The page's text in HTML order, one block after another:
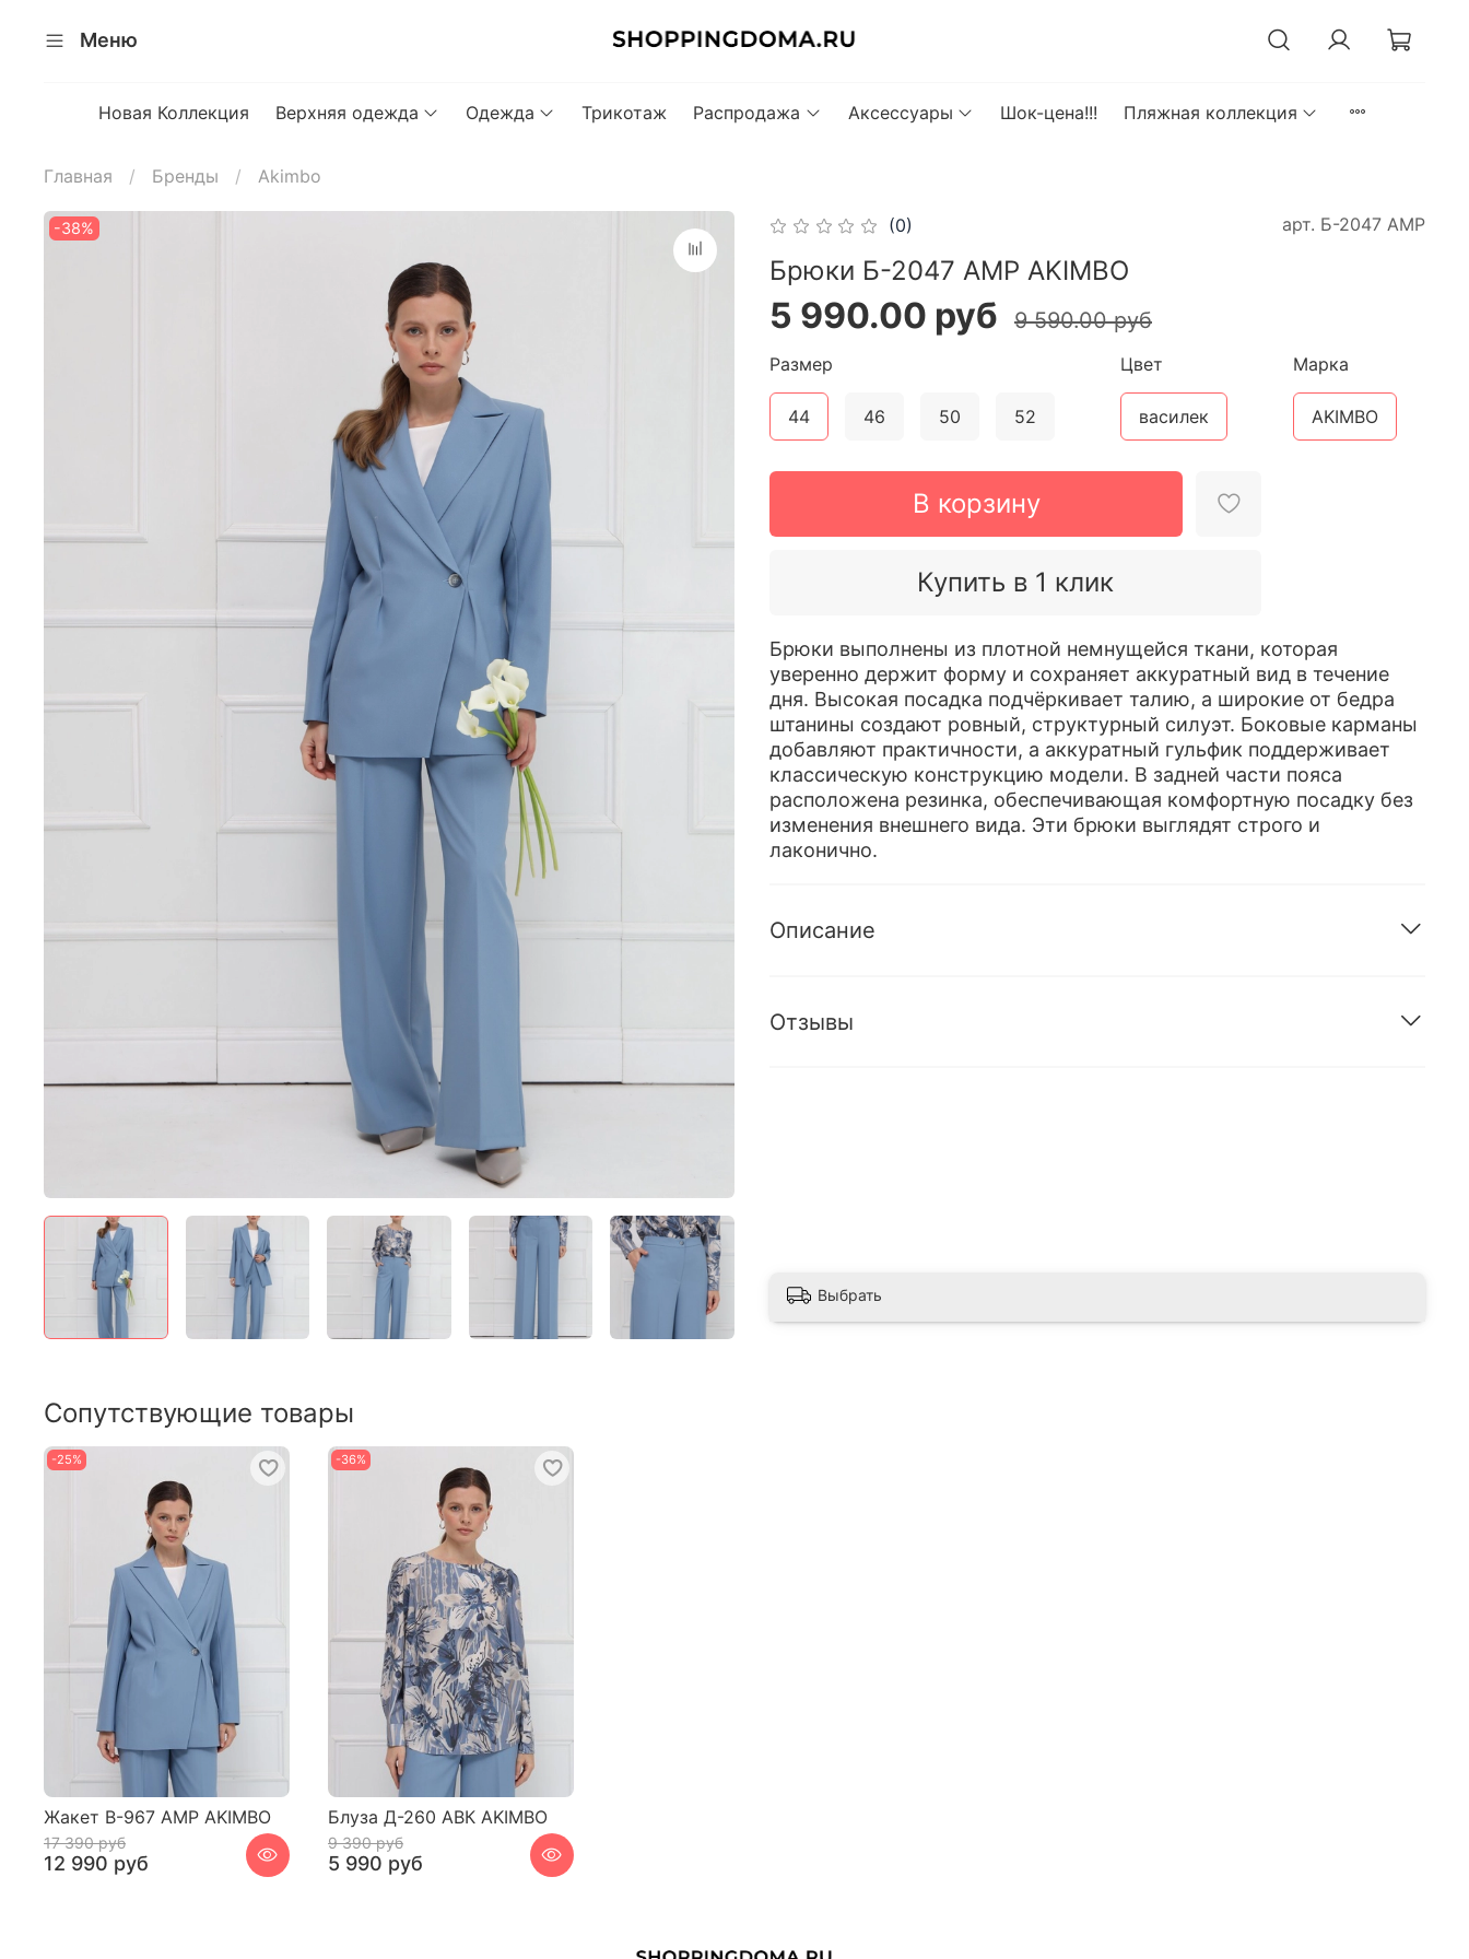
Меню
Новая Коллекция Верхняя одежда Одежда Трикотаж Распродажа Аксессуары Шок-цена!!! Пляжная коллекция
Главная Бренды Akimbo
-38% (0) арт. Б-2047 АМР
Брюки Б-2047 АМР AKIMBO
5 990.00 руб 9 590.00 руб
В корзину
Купить в 1 клик
Размер
44 46 50 52
Цвет
василек
Марка
AKIMBO
Брюки выполнены из плотной немнущейся ткани, которая
уверенно держит форму и сохраняет аккуратный вид в течение
дня. Высокая посадка подчёркивает талию, а широкие от бедра
штанины создают ровный, структурный силуэт. Боковые карманы
добавляют практичности, а аккуратный гульфик поддерживает
классическую конструкцию модели. В задней части пояса
расположена резинка, обеспечивающая комфортную посадку без
изменения внешнего вида. Эти брюки выглядят строго и
лаконично.
Описание
Отзывы
Выбрать
Сопутствующие товары
-25%
Жакет В-967 АМР AKIMBO
17 390 руб
12 990 руб
-36%
Блуза Д-260 АВК AKIMBO
9 390 руб
5 990 руб